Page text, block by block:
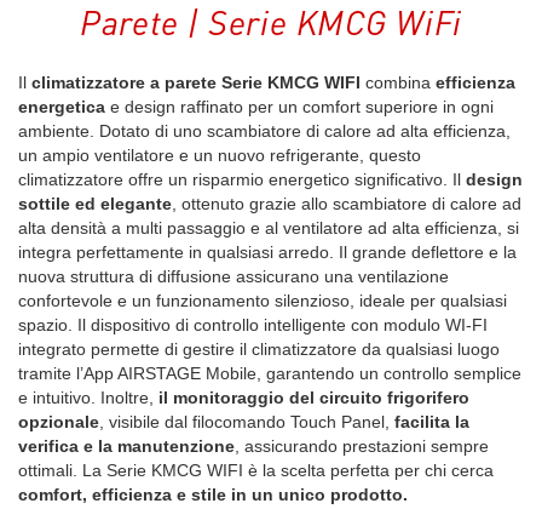
Parete | Serie KMCG WiFi
Il climatizzatore a parete Serie KMCG WIFI combina efficienza
energetica e design raffinato per un comfort superiore in ogni
ambiente. Dotato di uno scambiatore di calore ad alta efficienza,
un ampio ventilatore e un nuovo refrigerante, questo
climatizzatore offre un risparmio energetico significativo. Il design
sottile ed elegante , ottenuto grazie allo scambiatore di calore ad
alta densità a multi passaggio e al ventilatore ad alta efficienza, si
integra perfettamente in qualsiasi arredo. Il grande deflettore e la
nuova struttura di diffusione assicurano una ventilazione
confortevole e un funzionamento silenzioso, ideale per qualsiasi
spazio. Il dispositivo di controllo intelligente con modulo WI-FI
integrato permette di gestire il climatizzatore da qualsiasi luogo
tramite l’App AIRSTAGE Mobile, garantendo un controllo semplice
e intuitivo. Inoltre, il monitoraggio del circuito frigorifero
opzionale , visibile dal filocomando Touch Panel, facilita la
verifica e la manutenzione , assicurando prestazioni sempre
ottimali. La Serie KMCG WIFI è la scelta perfetta per chi cerca
comfort, efficienza e stile in un unico prodotto.